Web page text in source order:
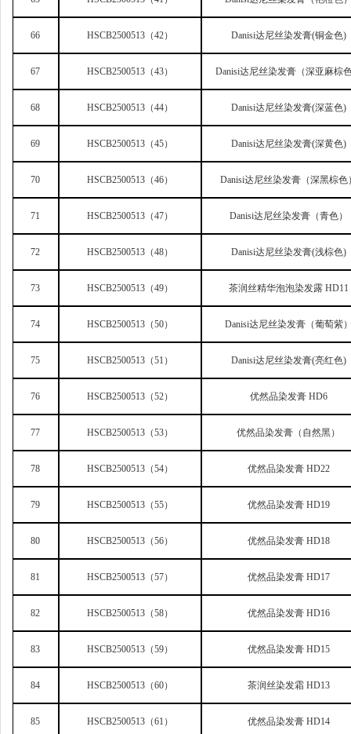
66 HSCB2500513 （42） Danisi达尼丝染发膏(铜金色)
67 HSCB2500513 （43） Danisi达尼丝染发膏（深亚麻棕
68 HSCB2500513 （44） Danisi达尼丝染发膏(深蓝色)
69 HSCB2500513 （45） Danisi达尼丝染发膏(深黄色)
70 HSCB2500513 （46） Danisi达尼丝染发膏（深黑棕色
71 HSCB2500513 （47） Danisi达尼丝染发膏（青色）
72 HSCB2500513 （48） Danisi达尼丝染发膏(浅棕色)
73 HSCB2500513 （49） 茶润丝精华泡泡染发露 HD11
74 HSCB2500513 （50） Danisi达尼丝染发膏（葡萄紫
75 HSCB2500513 （51） Danisi达尼丝染发膏(亮红色)
76 HSCB2500513 （52） 优然品染发膏 HD6
77 HSCB2500513 （53） 优然品染发膏（自然黑）
78 HSCB2500513 （54） 优然品染发膏 HD22
79 HSCB2500513 （55） 优然品染发膏 HD19
80 HSCB2500513 （56） 优然品染发膏 HD18
81 HSCB2500513 （57） 优然品染发膏 HD17
82 HSCB2500513 （58） 优然品染发膏 HD16
83 HSCB2500513 （59） 优然品染发膏 HD15
84 HSCB2500513 （60） 茶润丝染发霜 HD13
85 HSCB2500513 （61） 优然品染发膏 HD14